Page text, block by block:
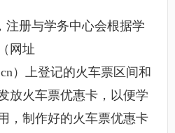
注册与学务中心会根据学
网址
）上登记的火车票区间和
放火车票优惠卡，以便学
，制作好的火车票优惠卡